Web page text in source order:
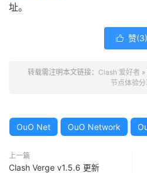
址。
 赞(3)
转载需注明本文链接： Clash 爱好者 »
节点体验分
OuO Net OuO Network
上一篇
Clash Verge v1.5.6 更新